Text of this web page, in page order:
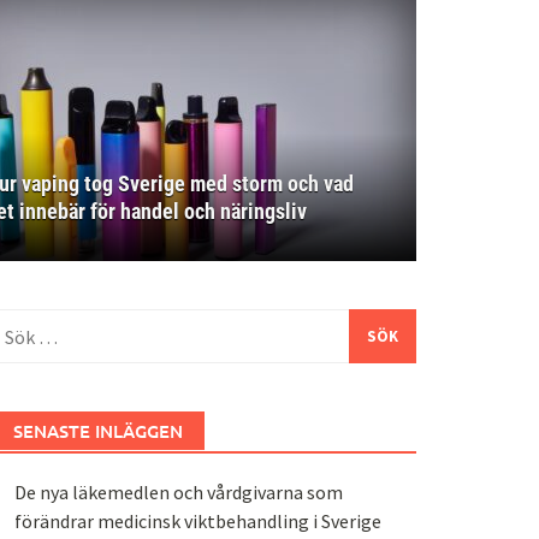
vaping tog Sverige med storm och vad
innebär för handel och näringsliv
efter:
SENASTE INLÄGGEN
De nya läkemedlen och vårdgivarna som
förändrar medicinsk viktbehandling i Sverige